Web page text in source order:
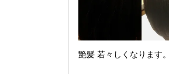
艶髪 若々しくなります。